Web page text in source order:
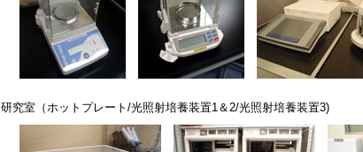
研究室（ホットプレート/光照射培養装置1＆2/光照射培養装置3)